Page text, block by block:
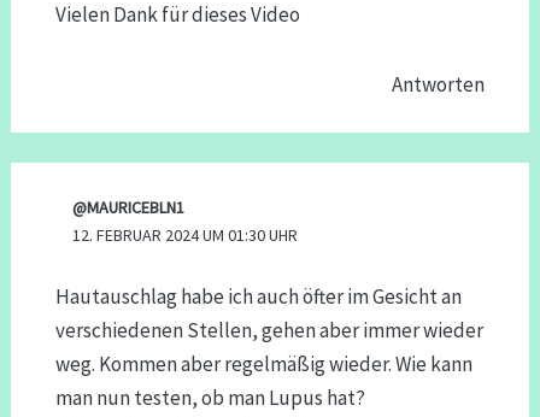
Vielen Dank für dieses Video
Antworten
@MAURICEBLN1
12. FEBRUAR 2024 UM 01:30 UHR
Hautauschlag habe ich auch öfter im Gesicht an
verschiedenen Stellen, gehen aber immer wieder
weg. Kommen aber regelmäßig wieder. Wie kann
man nun testen, ob man Lupus hat?